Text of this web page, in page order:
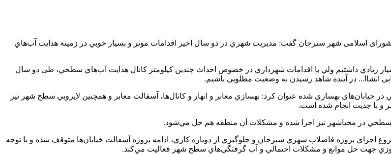
اسلامی شهر سیرجان گفت: مديريت شهري در دو سال اخير اقدامات موثر و بسيار خوبي در زمينه هدايت آب‌هاي
اكثر نقاط شهر آبگرفتگي بسيار زيادي داشتيم ولي با اقدامات شهرداري در خصوص احداث چندين كيلومتر كانال هدايت آب‌هاي سطحي، طی دو سال
انشاا... در آينده شاهد رسيدن به وضعيت مطلوبي باشيم.
بهسازي شده عنوان كرد: بهسازي معابر و انهار و كانال‌ها، آسفالت معابر و همچنين لايروبي سطح شهر نيز
و با جديت انجام شده است.
سطحي در محياشهر نيز اجرا شده و مشكلات آن منطقه هم حل مي‌شود.
اجراي پروژه فاضلاب شهري سيرجان و جلوگيري از دوباره كاري، ادامه پروژه آسفالت خيابان‌ها متوقف شده و با توجه
جهت حل موانع و مشكلات احتمالي و آب گرفتگي‌هاي سطح شهر فعاليت مي‌كند.